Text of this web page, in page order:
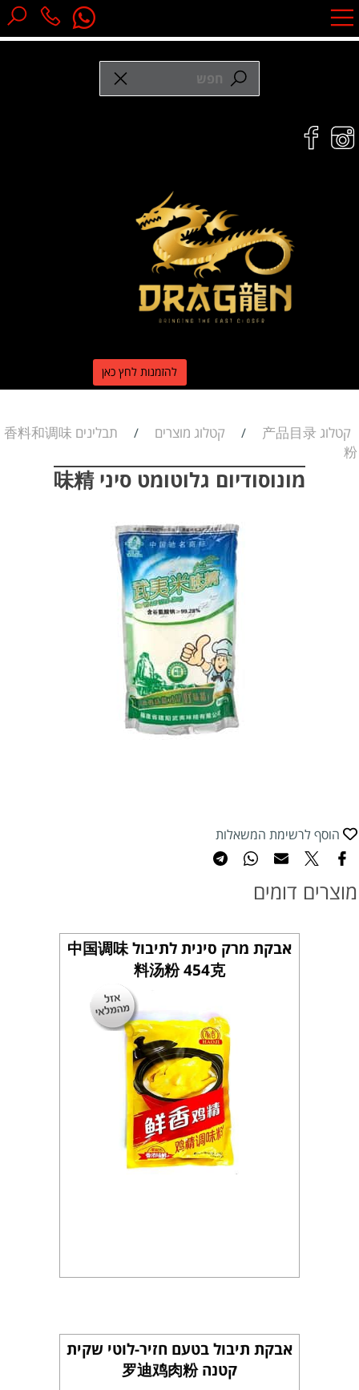
להזמנות לחץ כאן
קטלוג 产品目录 / קטלוג מוצרים /
תבלינים 香料和调味
粉
מונוסודיום גלוטומט סיני 味精
הוסף לרשימת המשאלות
מוצרים דומים
אבקת מרק סינית לתיבול 中国调味
料汤粉 454克
אבקת תיבול בטעם חזיר-לוטי שקית
קטנה 罗迪鸡肉粉